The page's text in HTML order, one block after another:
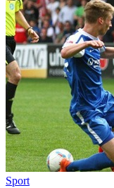
Sport